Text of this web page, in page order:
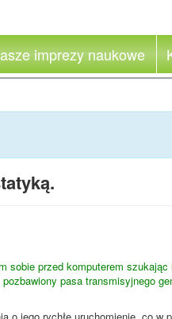
imprezy naukowe
sobie przed komputerem
pasa transmisyjnego